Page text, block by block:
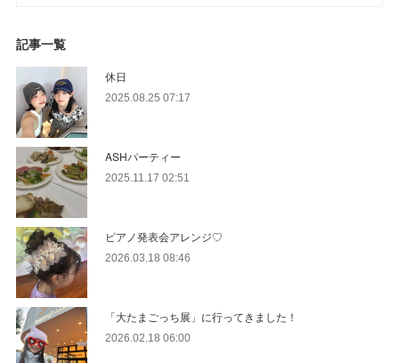
記事一覧
休日
2025.08.25 07:17
ASHパーティー
2025.11.17 02:51
ピアノ発表会アレンジ♡
2026.03.18 08:46
「大たまごっち展」に行ってきました！
2026.02.18 06:00